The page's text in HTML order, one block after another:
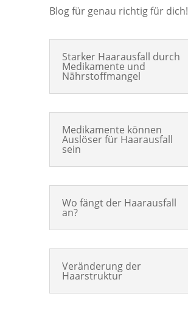
Blog für genau richtig für dich!
Starker Haarausfall durch
Medikamente und
Nährstoffmangel
Medikamente können
Auslöser für Haarausfall
sein
Wo fängt der Haarausfall
an?
Veränderung der
Haarstruktur